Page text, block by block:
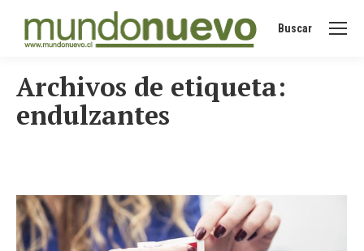
Buscar:
Buscar
Archivos de etiqueta:
endulzantes